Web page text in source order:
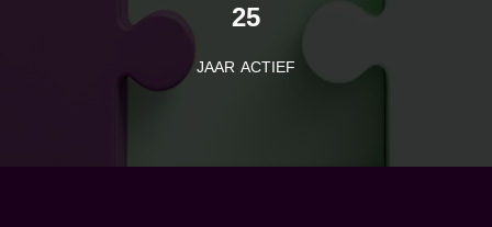
25
JAAR ACTIEF